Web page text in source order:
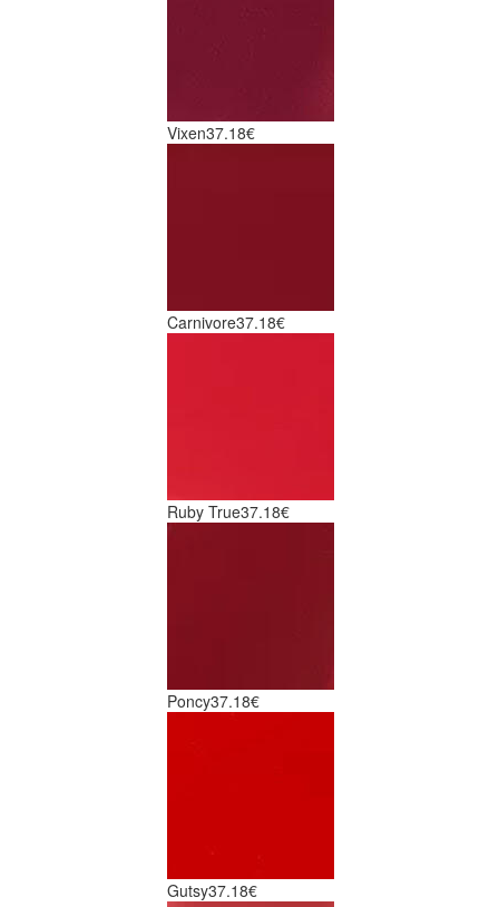
Vixen37.18€
Carnivore37.18€
Ruby True37.18€
Poncy37.18€
Gutsy37.18€